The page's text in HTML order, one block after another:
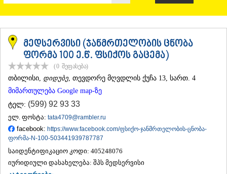
ᲝᲖᲣᲠᲒᲔᲗᲘ
ᲩᲝᲮᲐᲢᲐᲣᲠᲘ
ᲣᲠᲔᲙᲘ
ᲘᲛᲔᲠᲔᲗᲘ
ᲑᲐᲦᲓᲐᲗᲘ
ᲕᲐᲜᲘ
ᲖᲔᲡᲢᲐᲤᲝᲜᲘ
ᲗᲔᲠᲯᲝᲚᲐ
ᲡᲐᲩᲮᲔᲠᲔ
ᲢᲧᲘᲑᲣᲚᲘ
ᲥᲣᲗᲐᲘᲡᲘ
ᲬᲧᲐᲚᲢᲣᲑᲝ
ᲭᲘᲐᲗᲣᲠᲐ
ᲮᲐᲠᲐᲒᲐᲣᲚᲘ
მედსერვისი (ჯანმრთელობის ცნობა
ფორმა 100 ე.წ. ფსიქოს გაცემა)
(0 შეფასება)
ᲗᲑᲘᲚᲘᲡᲘ, დიდუბე, თევდორე მღვდლის ქუჩა 13, სართ. 4
მიმართულება Google map-ზე
ტელ: (599) 92 93 33
ელ. ფოსტა: tata4709@rambler.ru
facebook: https://www.facebook.com/ფსიქო-ჯანმრთელობის-ცნობა-
ფორმა-N-100-503441939787787
საიდენტიფიკაციო კოდი: 405248076
იურიდიული დასახელება: შპს მედსერვისი